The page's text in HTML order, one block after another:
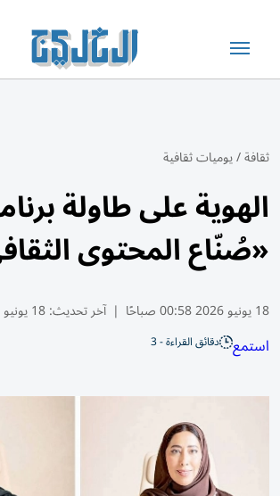
ثقافة/يوميات ثقافية
الهوية على طاولة
«صُنّاع المحتوى
18 يونيو 2026 00:58 صباحًا | آخر تحديث:18 يونيو 01:02 2026
استمع دقائق القراءة - 3